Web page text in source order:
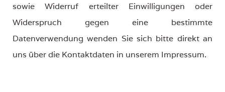
sowie Widerruf erteilter Einwilligungen oder
Widerspruch gegen eine bestimmte
Datenverwendung wenden Sie sich bitte direkt an
uns über die Kontaktdaten in unserem Impressum.